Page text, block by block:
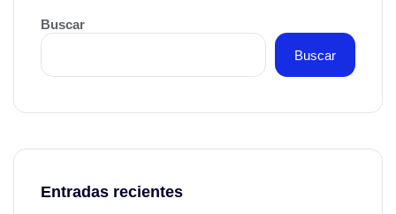
Buscar
Buscar
Entradas recientes